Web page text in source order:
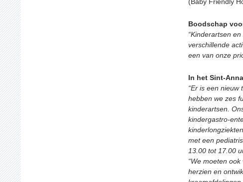
Boodschap
“Kinderartsen
verschillende
een van onze
In het Sint-
“Er is een
hebben we zes
kinderartsen.
kindergastro-
met een
13.00 tot 17.00
“We moeten
herzien en